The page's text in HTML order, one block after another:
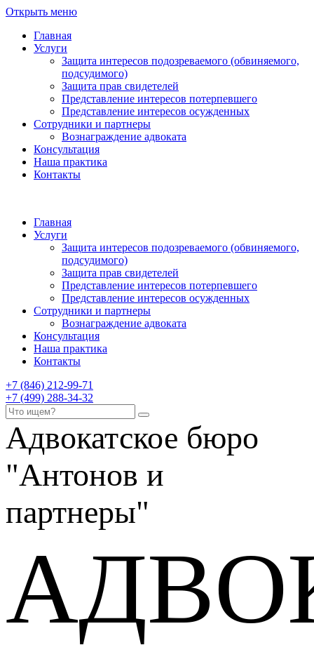
Открыть меню
Главная
Услуги
Защита интересов подозреваемого (обвиняемого,
подсудимого)
Защита прав свидетелей
Представление интересов потерпевшего
Представление интересов осужденных
Сотрудники и партнеры
Вознаграждение адвоката
Консультация
Наша практика
Контакты
Главная
Услуги
Защита интересов подозреваемого (обвиняемого,
подсудимого)
Защита прав свидетелей
Представление интересов потерпевшего
Представление интересов осужденных
Сотрудники и партнеры
Вознаграждение адвоката
Консультация
Наша практика
Контакты
+7 (846) 212-99-71
+7 (499) 288-34-32
Адвокатское бюро
"Антонов и
партнеры"